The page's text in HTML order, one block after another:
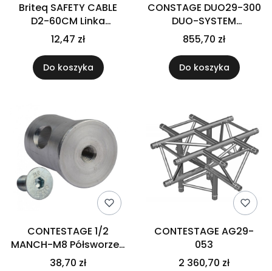
Briteq SAFETY CABLE
D2-60CM Linka
zabezpieczająca
12,47 zł
Do koszyka
CONSTAGE DUO29-300
DUO-SYSTEM
konstrukcja trawers
(2mm) 3m
855,70 zł
Do koszyka
CONTESTAGE 1/2
MANCH-M8 Półsworzeń
do konstrukcji 50MM
38,70 zł
CONTESTAGE AG29-
053
2 360,70 zł